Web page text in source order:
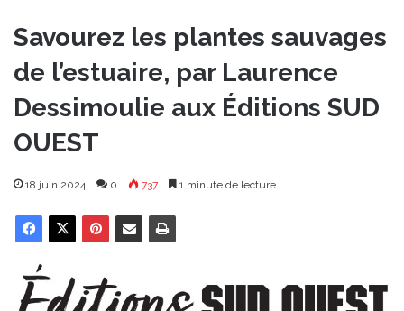
Savourez les plantes sauvages
de l’estuaire, par Laurence
Dessimoulie aux Éditions SUD
OUEST
18 juin 2024 0 737 1 minute de lecture